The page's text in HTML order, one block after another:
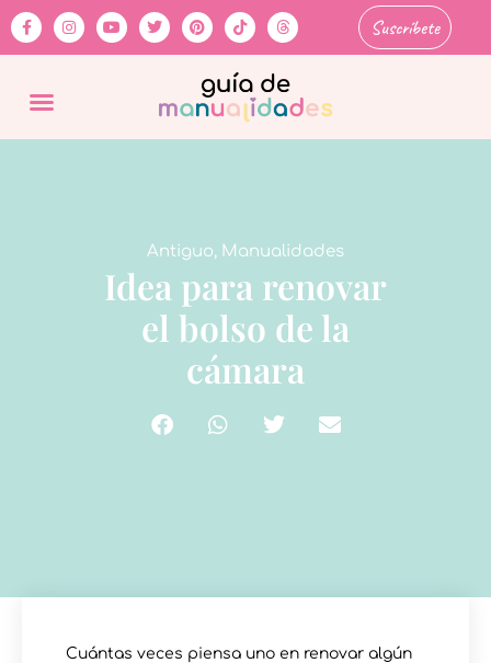
Suscríbete
Antiguo, Manualidades
Idea para renovar
el bolso de la
cámara
Cuántas veces piensa uno en renovar algún